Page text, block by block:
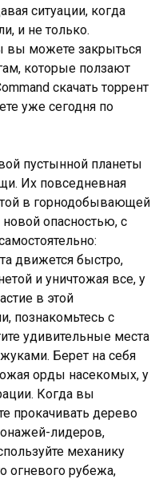
ситуации, когда
и не только.
вы можете закрыться
которые ползают
скачать торрент
уже сегодня по
пустынной планеты
Их повседневная
в горнодобывающей
опасностью, с
движется быстро,
и уничтожая все, у
в этой
познакомьтесь с
удивительные места
Берет на себя
орды насекомых, у
Когда вы
прокачивать дерево
лидеров,
механику
огневого рубежа,